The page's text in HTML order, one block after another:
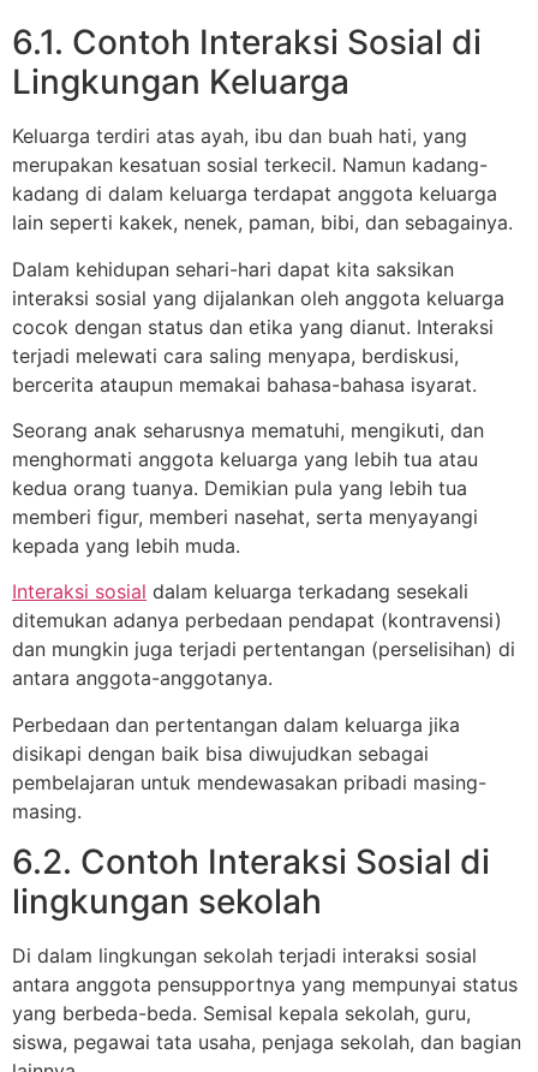
6.1. Contoh Interaksi Sosial di
Lingkungan Keluarga
Keluarga terdiri atas ayah, ibu dan buah hati, yang
merupakan kesatuan sosial terkecil. Namun kadang-
kadang di dalam keluarga terdapat anggota keluarga
lain seperti kakek, nenek, paman, bibi, dan sebagainya.
Dalam kehidupan sehari-hari dapat kita saksikan
interaksi sosial yang dijalankan oleh anggota keluarga
cocok dengan status dan etika yang dianut. Interaksi
terjadi melewati cara saling menyapa, berdiskusi,
bercerita ataupun memakai bahasa-bahasa isyarat.
Seorang anak seharusnya mematuhi, mengikuti, dan
menghormati anggota keluarga yang lebih tua atau
kedua orang tuanya. Demikian pula yang lebih tua
memberi figur, memberi nasehat, serta menyayangi
kepada yang lebih muda.
Interaksi sosial dalam keluarga terkadang sesekali
ditemukan adanya perbedaan pendapat (kontravensi)
dan mungkin juga terjadi pertentangan (perselisihan) di
antara anggota-anggotanya.
Perbedaan dan pertentangan dalam keluarga jika
disikapi dengan baik bisa diwujudkan sebagai
pembelajaran untuk mendewasakan pribadi masing-
masing.
6.2. Contoh Interaksi Sosial di
lingkungan sekolah
Di dalam lingkungan sekolah terjadi interaksi sosial
antara anggota pensupportnya yang mempunyai status
yang berbeda-beda. Semisal kepala sekolah, guru,
siswa, pegawai tata usaha, penjaga sekolah, dan bagian